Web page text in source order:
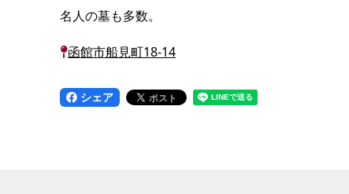
名人の墓も多数。
函館市船見町18-14
シェア